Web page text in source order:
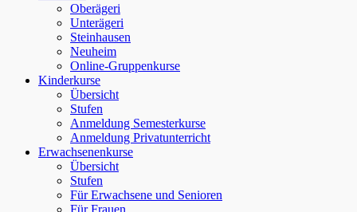
Oberägeri
Unterägeri
Steinhausen
Neuheim
Online-Gruppenkurse
Kinderkurse
Übersicht
Stufen
Anmeldung Semesterkurse
Anmeldung Privatunterricht
Erwachsenenkurse
Übersicht
Stufen
Für Erwachsene und Senioren
Für Frauen